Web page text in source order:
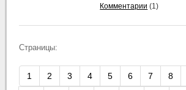
Комментарии (1)
Страницы:
1 2 3 4 5 6 7 8